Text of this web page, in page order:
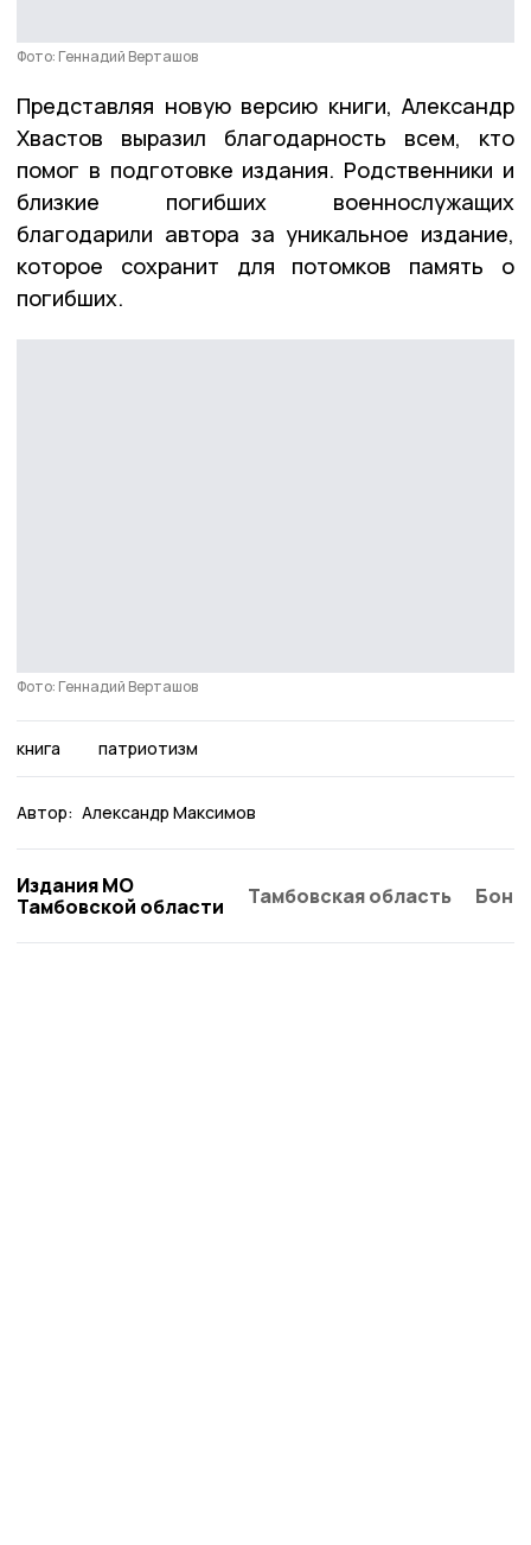
Фото: Геннадий Верташов
Представляя новую версию книги, Александр
Хвастов выразил благодарность всем, кто
помог в подготовке издания. Родственники и
близкие погибших военнослужащих
благодарили автора за уникальное издание,
которое сохранит для потомков память о
погибших.
Фото: Геннадий Верташов
книга патриотизм
Автор: Александр Максимов
Издания МО
Тамбовской области
Тамбовская область